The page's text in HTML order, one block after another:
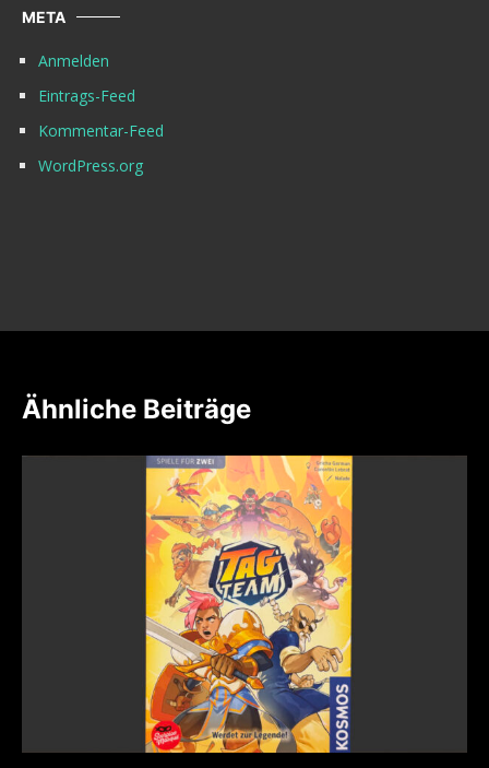
META
Anmelden
Eintrags-Feed
Kommentar-Feed
WordPress.org
Ähnliche Beiträge